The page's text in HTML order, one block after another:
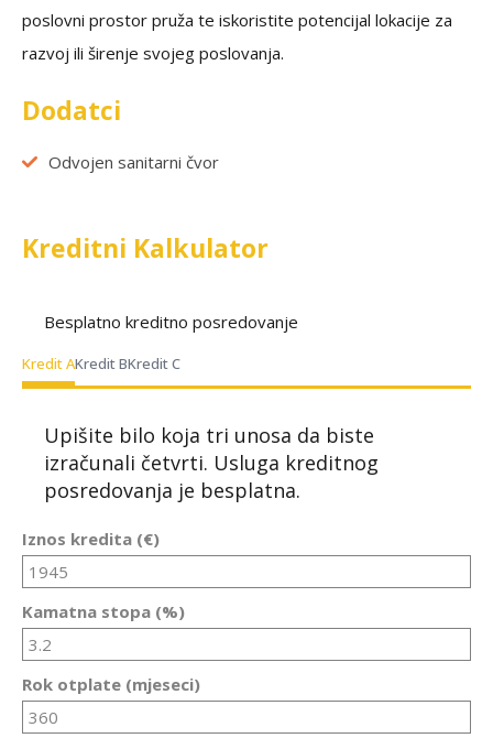
poslovni prostor pruža te iskoristite potencijal lokacije za
razvoj ili širenje svojeg poslovanja.
Dodatci
Odvojen sanitarni čvor
Kreditni Kalkulator
Besplatno kreditno posredovanje
Kredit AKredit BKredit C
Upišite bilo koja tri unosa da biste
izračunali četvrti. Usluga kreditnog
posredovanja je besplatna.
Iznos kredita (€)
Kamatna stopa (%)
Rok otplate (mjeseci)